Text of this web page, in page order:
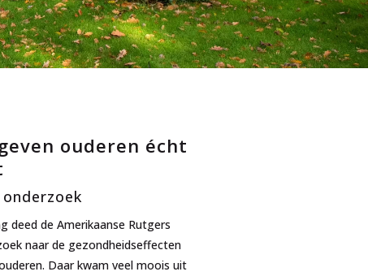
ouderen écht
deed de Amerikaanse Rutgers
naar de gezondheidseffecten
Daar kwam veel moois uit